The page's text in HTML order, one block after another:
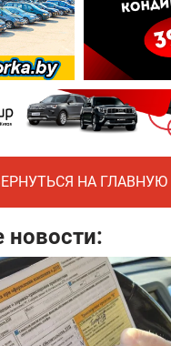
НА ГЛАВНУЮ
новости: